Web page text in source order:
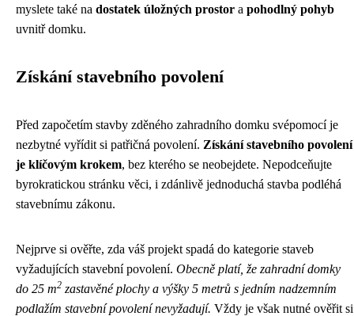
myslete také na dostatek úložných prostor a pohodlný pohyb
uvnitř domku.
Získání stavebního povolení
Před započetím stavby zděného zahradního domku svépomocí je
nezbytné vyřídit si patřičná povolení. Získání stavebního povolení
je klíčovým krokem, bez kterého se neobejdete. Nepodceňujte
byrokratickou stránku věci, i zdánlivě jednoduchá stavba podléhá
stavebnímu zákonu.
Nejprve si ověřte, zda váš projekt spadá do kategorie staveb
vyžadujících stavební povolení. Obecně platí, že zahradní domky
do 25 m2 zastavěné plochy a výšky 5 metrů s jedním nadzemním
podlažím stavební povolení nevyžadují. Vždy je však nutné ověřit si